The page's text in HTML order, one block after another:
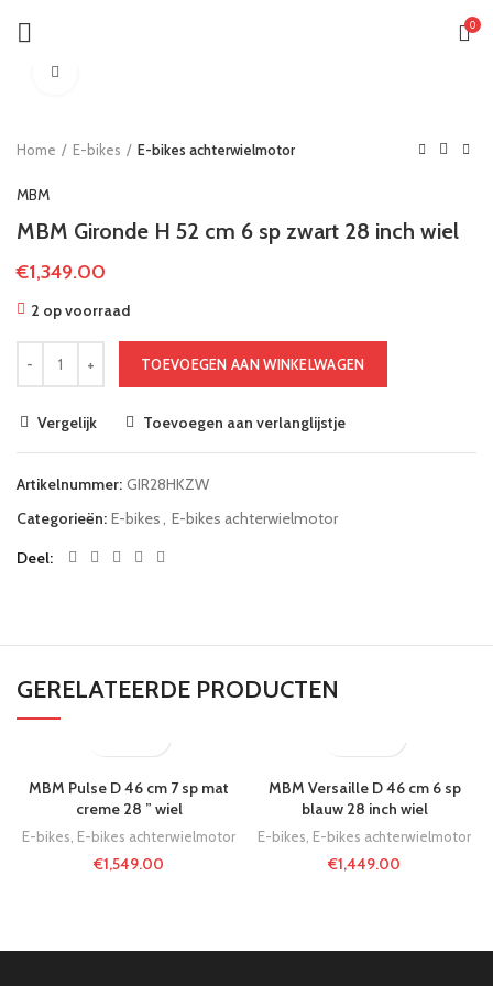
0
Home E-bikes E-bikes achterwielmotor
MBM
MBM Gironde H 52 cm 6 sp zwart 28 inch wiel
€1,349.00
2 op voorraad
TOEVOEGEN AAN WINKELWAGEN
Vergelijk Toevoegen aan verlanglijstje
Artikelnummer: GIR28HKZW
Categorieën: E-bikes, E-bikes achterwielmotor
Deel
GERELATEERDE PRODUCTEN
MBM Pulse D 46 cm 7 sp mat
creme 28 ” wiel
E-bikes E-bikes achterwielmotor
€1,549.00
MBM Versaille D 46 cm 6 sp
blauw 28 inch wiel
E-bikes E-bikes achterwielmotor
€1,449.00